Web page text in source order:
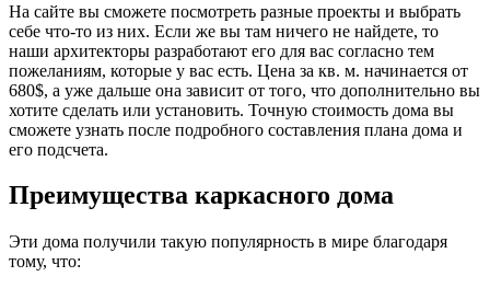
На сайте вы сможете посмотреть разные проекты и выбрать
себе что-то из них. Если же вы там ничего не найдете, то
наши архитекторы разработают его для вас согласно тем
пожеланиям, которые у вас есть. Цена за кв. м. начинается от
680$, а уже дальше она зависит от того, что дополнительно вы
хотите сделать или установить. Точную стоимость дома вы
сможете узнать после подробного составления плана дома и
его подсчета.
Преимущества каркасного дома
Эти дома получили такую популярность в мире благодаря
тому, что: